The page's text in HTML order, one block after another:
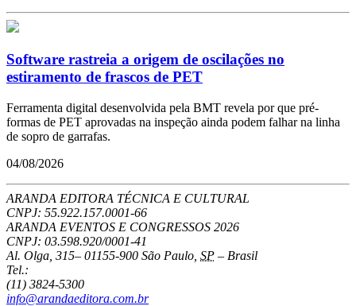
Software rastreia a origem de oscilações no
estiramento de frascos de PET
Ferramenta digital desenvolvida pela BMT revela por que pré-
formas de PET aprovadas na inspeção ainda podem falhar na linha
de sopro de garrafas.
04/08/2026
ARANDA EDITORA TÉCNICA E CULTURAL
CNPJ: 55.922.157.0001-66
ARANDA EVENTOS E CONGRESSOS 2026
CNPJ: 03.598.920/0001-41
Al. Olga, 315– 01155-900 São Paulo SP – Brasil
Tel.:
(11) 3824-5300
info@arandaeditora.com.br